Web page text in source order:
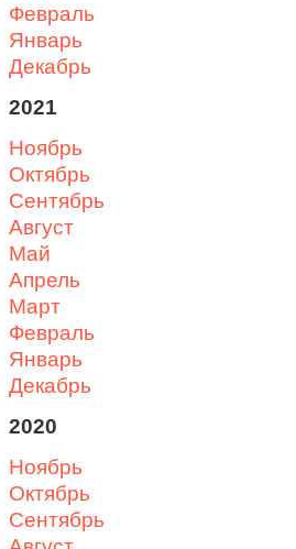
февраль
январь
декабрь
2021
ноябрь
октябрь
сентябрь
август
май
апрель
март
февраль
январь
декабрь
2020
ноябрь
октябрь
сентябрь